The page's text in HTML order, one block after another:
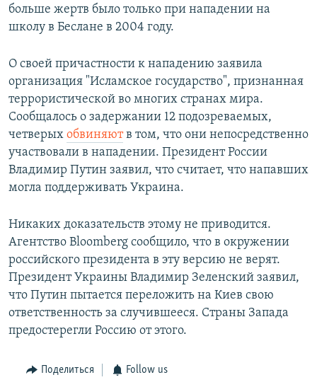
больше жертв было только при нападении на
школу в Беслане в 2004 году.
О своей причастности к нападению заявила
организация "Исламское государство", признанная
террористической во многих странах мира.
Сообщалось о задержании 12 подозреваемых,
четверых обвиняютв том, что они непосредственно
участвовали в нападении. Президент России
Владимир Путин заявил, что считает, что напавших
могла поддерживать Украина.
Никаких доказательств этому не приводится.
Агентство Bloomberg сообщило, что в окружении
российского президента в эту версию не верят.
Президент Украины Владимир Зеленский заявил,
что Путин пытается переложить на Киев свою
ответственность за случившееся. Страны Запада
предостерегли Россию от этого.
Поделиться Follow us